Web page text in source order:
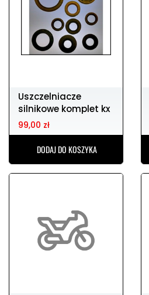
Uszczelniacze
silnikowe komplet kx
125 94-03
99,00 zł
DODAJ DO KOSZYKA